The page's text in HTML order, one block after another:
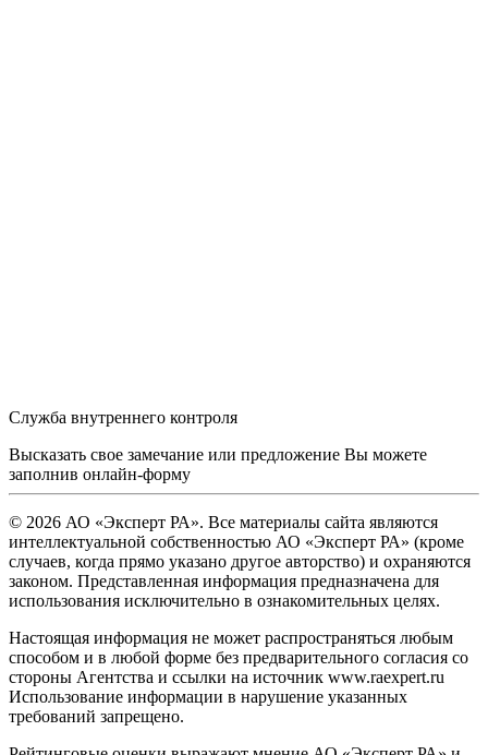
Служба внутреннего контроля
Высказать свое замечание или предложение Вы можете
заполнив онлайн-форму
© 2026 АО «Эксперт РА». Все материалы сайта являются
интеллектуальной собственностью АО «Эксперт РА» (кроме
случаев, когда прямо указано другое авторство) и охраняются
законом. Представленная информация предназначена для
использования исключительно в ознакомительных целях.
Настоящая информация не может распространяться любым
способом и в любой форме без предварительного согласия со
стороны Агентства и ссылки на источник www.raexpert.ru
Использование информации в нарушение указанных
требований запрещено.